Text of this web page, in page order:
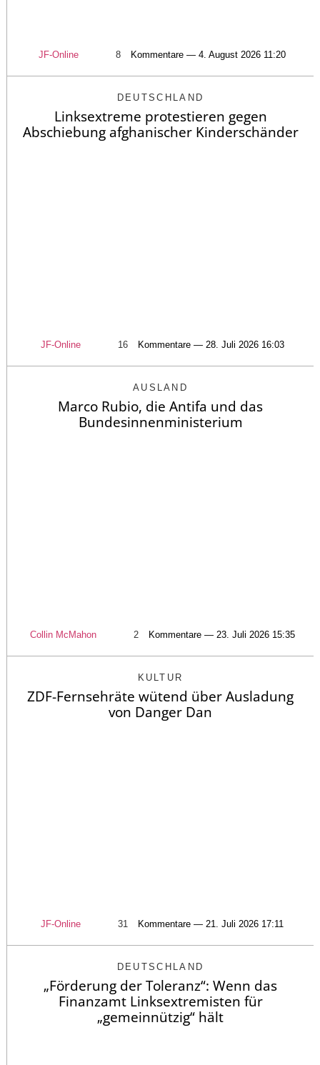
JF-Online 8 Kommentare — 4. August 2026 11:20
DEUTSCHLAND
Linksextreme protestieren gegen
Abschiebung afghanischer Kinderschänder
JF-Online 16 Kommentare — 28. Juli 2026 16:03
AUSLAND
Marco Rubio, die Antifa und das
Bundesinnenministerium
Collin McMahon 2 Kommentare — 23. Juli 2026 15:35
KULTUR
ZDF-Fernsehräte wütend über Ausladung
von Danger Dan
JF-Online 31 Kommentare — 21. Juli 2026 17:11
DEUTSCHLAND
„Förderung der Toleranz“: Wenn das
Finanzamt Linksextremisten für
„gemeinnützig“ hält